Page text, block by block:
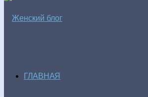
ГЛАВНАЯ